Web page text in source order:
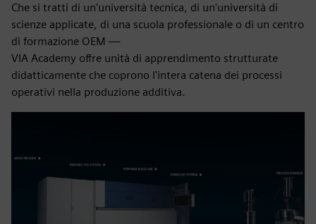
Che si tratti di un'università tecnica, di un'università di
scienze applicate, di una scuola professionale o di un centro
di formazione OEM —
VIA Academy offre unità di apprendimento strutturate
didatticamente che coprono l'intera catena dei processi
operativi nella produzione additiva.